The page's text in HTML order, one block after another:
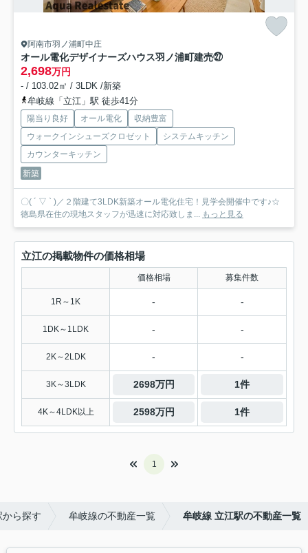
阿南市羽ノ浦町中庄
オール電化デザイナーズハウス羽ノ浦町建売㉗
2,698万円
- / 103.02㎡ / 3LDK /新築
牟岐線「立江」駅 徒歩41分
陽当り良好 オール電化
収納豊富
ウォークインシューズクロゼット
システムキッチン
カウンターキッチン
新築
〇( ´ ▽ ` )／２階建て3LDK新築オール電化住宅！見学会開催中です♪☆
徳島県在住の現地スタッフが迅速に対応致しま... もっと見る
立江の掲載物件の価格相場
価格相場 募集件数
1R～1K - -
1DK～1LDK - -
2K～2LDK - -
3K～3LDK 2698万円 1件
4K～4LDK以上 2598万円 1件
1
ら探す 牟岐線の不動産一覧 牟岐線 立江駅の不動産一覧